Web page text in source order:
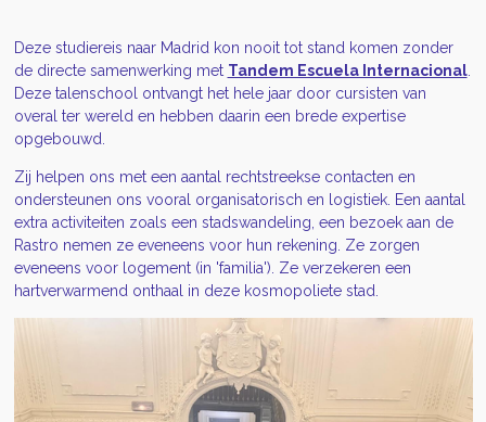
Deze studiereis naar Madrid kon nooit tot stand komen zonder
de directe samenwerking met Tandem Escuela Internacional.
Deze talenschool ontvangt het hele jaar door cursisten van
overal ter wereld en hebben daarin een brede expertise
opgebouwd.
Zij helpen ons met een aantal rechtstreekse contacten en
ondersteunen ons vooral organisatorisch en logistiek. Een aantal
extra activiteiten zoals een stadswandeling, een bezoek aan de
Rastro nemen ze eveneens voor hun rekening. Ze zorgen
eveneens voor logement (in 'familia'). Ze verzekeren een
hartverwarmend onthaal in deze kosmopoliete stad.